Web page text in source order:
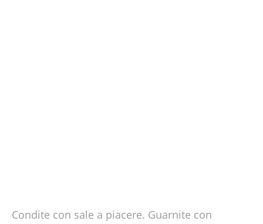
Condite con sale a piacere. Guarnite con